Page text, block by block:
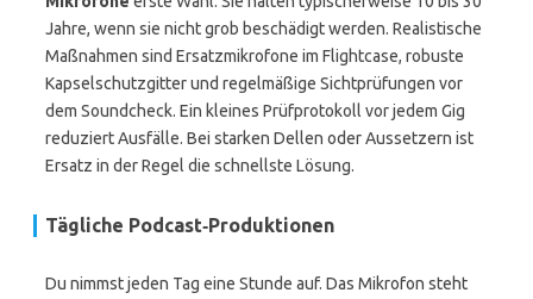
Jahre, wenn sie nicht grob beschädigt werden. Realistische
Maßnahmen sind Ersatzmikrofone im Flightcase, robuste
Kapselschutzgitter und regelmäßige Sichtprüfungen vor
dem Soundcheck. Ein kleines Prüfprotokoll vor jedem Gig
reduziert Ausfälle. Bei starken Dellen oder Aussetzern ist
Ersatz in der Regel die schnellste Lösung.
Tägliche Podcast‑Produktionen
Du nimmst jeden Tag eine Stunde auf. Das Mikrofon steht